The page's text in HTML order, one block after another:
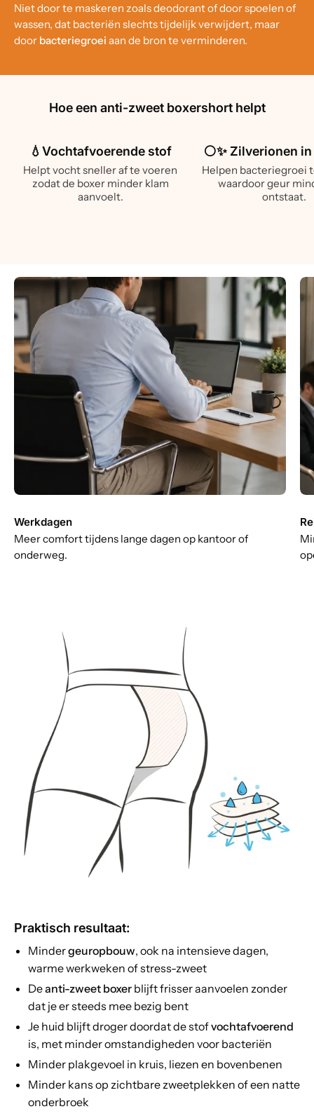
Niet door te maskeren zoals deodorant of door spoelen of
wassen, dat bacteriën slechts tijdelijk verwijdert, maar
door bacteriegroei aan de bron te verminderen.
Hoe een anti-zweet boxershort helpt
💧Vochtafvoerende stof
Helpt vocht sneller af te voeren
zodat de boxer minder klam
aanvoelt.
⚪✨ Zilverionen
Helpen bacteriegroei
waardoor geur
ontstaat.
Werkdagen
Meer comfort tijdens lange dagen op kantoor of
onderweg.
Praktisch resultaat:
Mindergeuropbouw, ook na intensieve dagen,
warme werkweken of stress-zweet
Deanti-zweet boxer blijft frisser aanvoelen zonder
dat je er steeds mee bezig bent
Je huid blijft droger doordat de stofvochtafvoerend
is, met minder omstandigheden voor bacteriën
Minder plakgevoel in kruis, liezen en bovenbenen
Minder kans op zichtbare zweetplekken of een natte
onderbroek